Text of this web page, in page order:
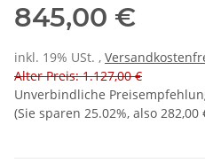
845,00 €
inkl. 19% USt. ,
Alter Preis: 1.127,00 €
Unverbindliche
(Sie sparen 25.02%, also 282,00